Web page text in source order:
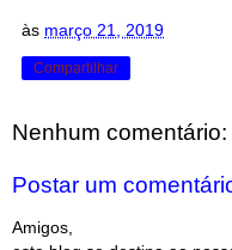
às março 21, 2019
Compartilhar
Nenhum comentário:
Postar um
Amigos,